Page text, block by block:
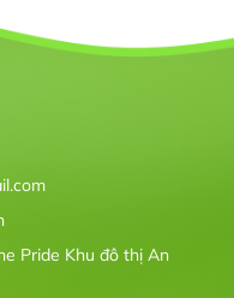
Pride Khu đô thị An